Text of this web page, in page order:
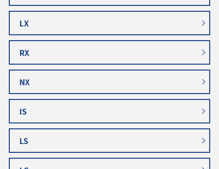
LX
RX
NX
IS
LS